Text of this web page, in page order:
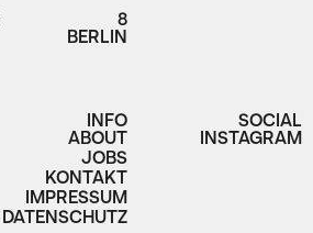
8
BERLIN
INFO
ABOUT
JOBS
KONTAKT
IMPRESSUM
DATENSCHUTZ
SOCIAL
INSTAGRAM